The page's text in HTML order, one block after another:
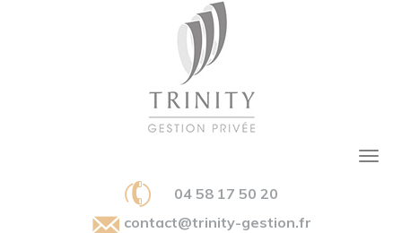
04 58 17 50 20
contact@trinity-gestion.fr